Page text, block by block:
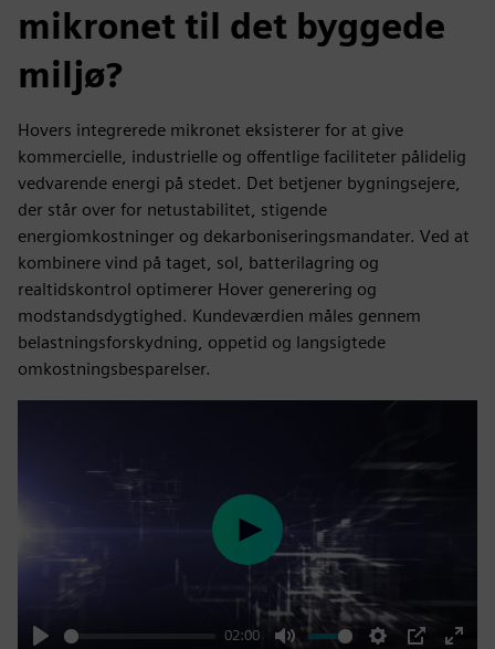
mikronet til det byggede
miljø?
Hovers integrerede mikronet eksisterer for at give
kommercielle, industrielle og offentlige faciliteter pålidelig
vedvarende energi på stedet. Det betjener bygningsejere,
der står over for netustabilitet, stigende
energiomkostninger og dekarboniseringsmandater. Ved at
kombinere vind på taget, sol, batterilagring og
realtidskontrol optimerer Hover generering og
modstandsdygtighed. Kundeværdien måles gennem
belastningsforskydning, oppetid og langsigtede
omkostningsbesparelser.
02:00
Play